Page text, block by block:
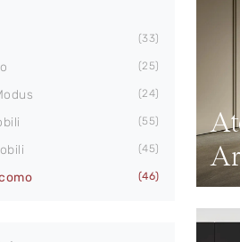
33
25
24
55
45
46